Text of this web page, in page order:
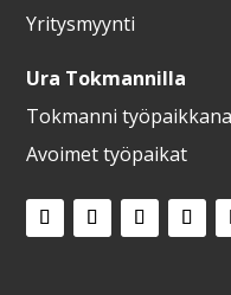
Yritysmyynti
Ura Tokmannilla
Tokmanni työpaikkana
Avoimet työpaikat